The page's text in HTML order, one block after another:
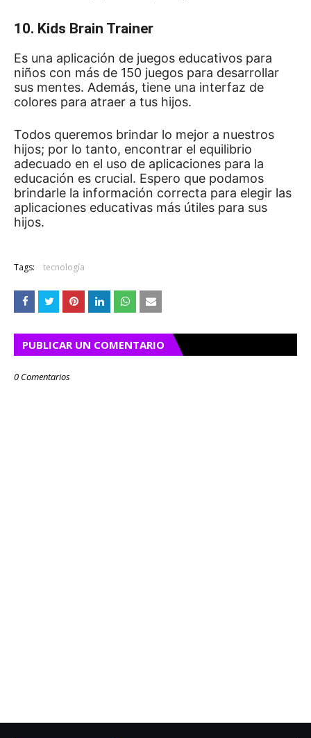
10. Kids Brain Trainer
Es una aplicación de juegos educativos para
niños con más de 150 juegos para desarrollar
sus mentes. Además, tiene una interfaz de
colores para atraer a tus hijos.
Todos queremos brindar lo mejor a nuestros
hijos; por lo tanto, encontrar el equilibrio
adecuado en el uso de aplicaciones para la
educación es crucial. Espero que podamos
brindarle la información correcta para elegir las
aplicaciones educativas más útiles para sus
hijos.
Tags: tecnología
PUBLICAR UN COMENTARIO
0 Comentarios